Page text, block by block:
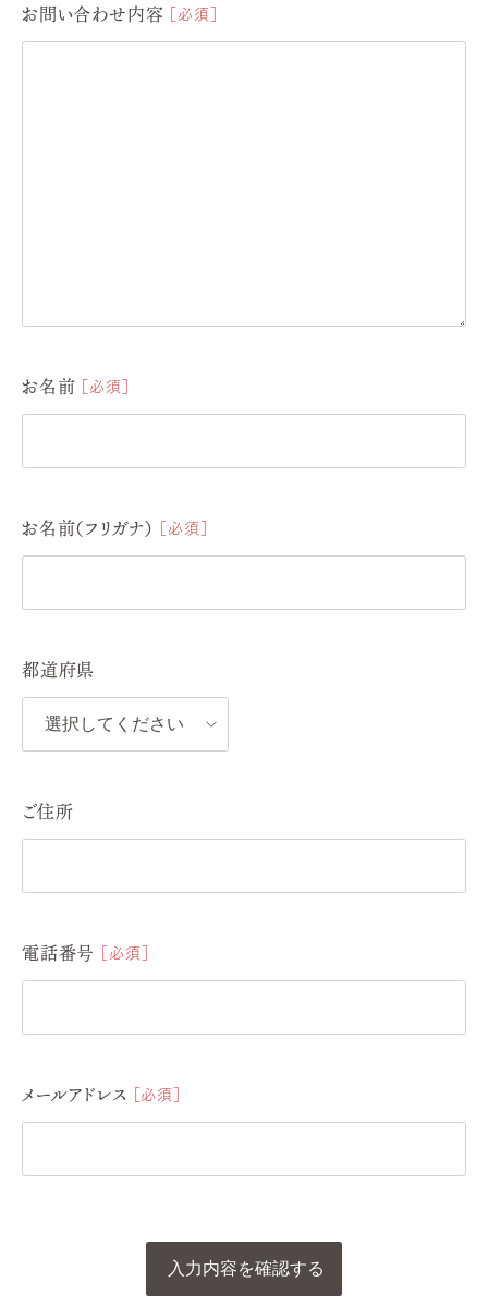
お問い合わせ内容 必須
お名前 必須
お名前（フリガナ） 必須
都道府県
ご住所
電話番号 必須
メールアドレス 必須